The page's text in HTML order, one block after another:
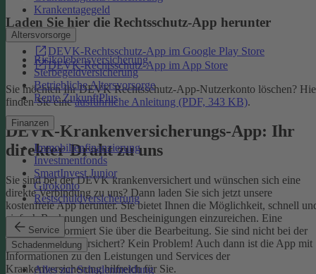
Krankentagegeld
Altersvorsorge
Risikolebensversicherung
Sterbegeldversicherung
Betriebliche Altersvorsorge
Rente ZukunftPlus
Finanzen
Immobilienfinanzierung
Investmentfonds
SmartInvest Junior
Girokonto
Restschuldversicherung
Service
Schadenmeldung
Alles zur Schadenmeldung
Laden Sie hier die Rechtsschutz-App herunter
DEVK-Rechtsschutz-App im Google Play Store
DEVK-Rechtsschutz-App im App Store
Sie möchten Ihr DEVK Rechtsschutz-App-Nutzerkonto löschen?
finden Sie eineausführliche Anleitung (PDF, 343 KB).
DEVK-Krankenversicherungs-App: Ihr
direkter Draht zu uns
Sie sind bei der DEVK krankenversichert und wünschen sich eine
direkte Verbindung zu uns? Dann laden Sie sich jetzt unsere
kostenfreie App herunter. Sie bietet Ihnen die Möglichkeit, schnell
einfach Rechnungen und Bescheinigungen einzureichen. Eine
Nachricht informiert Sie über die Bearbeitung. Sie sind nicht bei der
DEVK krankenversichert? Kein Problem! Auch dann ist die App mit
Informationen zu den Leistungen und Services der
Krankenversicherung hilfreich für Sie.